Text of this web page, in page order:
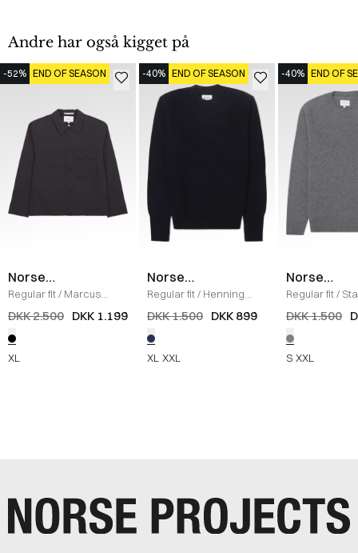
Andre har også kigget på
-52% END OF SEASON
Norse
Projects
Regular fit/ Marcus
Gore-tex Windstopper /
DKK 2.500 DKK 1.199
XL
-40% END OF SEASON
Norse
Projects
Regular fit/ Henning
Strik
DARK NAVY
DKK 1.500 DKK 899
XL XXL
-40% END OF
Norse
Projects
Regular fit/
Strik
GREY
DKK 1.500
S XXL